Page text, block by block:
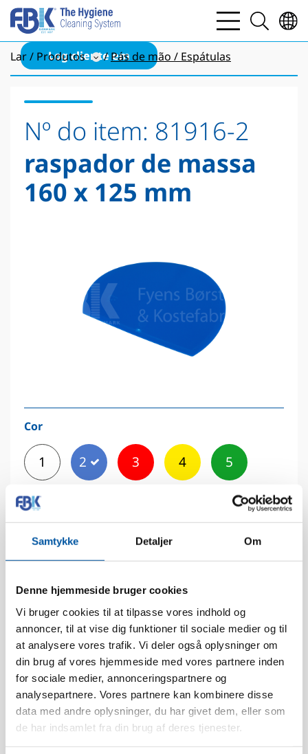
Samtykke Detaljer Om
Denne hjemmeside bruger cookies
Vi bruger cookies til at tilpasse vores indhold og
annoncer, til at vise dig funktioner til sociale medier og til
at analysere vores trafik. Vi deler også oplysninger om
din brug af vores hjemmeside med vores partnere inden
for sociale medier, annonceringspartnere og
analysepartnere. Vores partnere kan kombinere disse
data med andre oplysninger, du har givet dem, eller som
de har indsamlet fra din brug af deres tjenester.
bars
light
search
light
Log cliente em
Lar Produtos Pás de mão / Espátulas
Nº do item: 81916-2
raspador de massa
160 x 125 mm
Cor
1 2 3 4 5
6
Dados técnicos
Resistência ao calo:
120 °C
Unidades/caixa:
20
Peso:
0.02
Dimensão da caixa:
16 x 13 x 4
5704161510082